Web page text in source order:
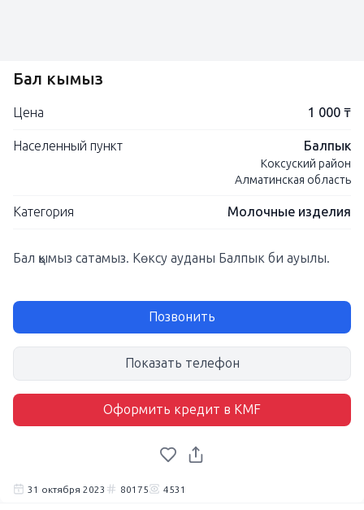
Бал кымыз
Цена 1 000 ₸
Населенный пункт Балпык
Коксуский район
Алматинская область
Категория Молочные изделия
Бал қымыз сатамыз. Көксу ауданы Балпык би ауылы.
Позвонить
Показать телефон
Оформить кредит в KMF
31 октября 2023 80175 4531